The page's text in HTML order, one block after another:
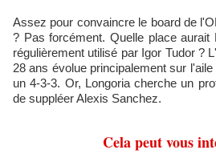
Assez pour convaincre le board de
? Pas forcément. Quelle place aurait
régulièrement utilisé par Igor Tudor ?
28 ans évolue principalement sur
un 4-3-3. Or, Longoria cherche un
de suppléer Alexis Sanchez.
Cela peut vous